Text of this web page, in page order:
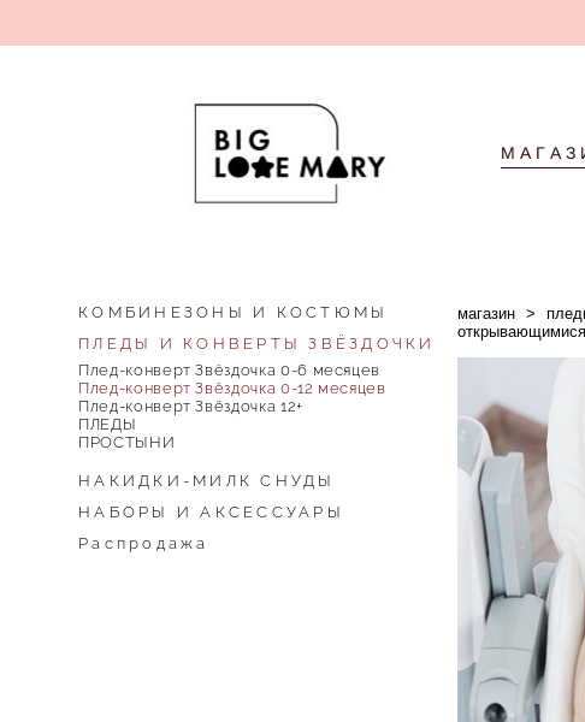
КОМБИНЕЗОНЫ И КОСТЮМЫ
ПЛЕДЫ И КОНВЕРТЫ ЗВЁЗДОЧКИ
Плед-конверт Звёздочка 0-6 месяцев
Плед-конверт Звёздочка 0-12 месяцев
Плед-конверт Звёздочка 12+
ПЛЕДЫ
ПРОСТЫНИ
НАКИДКИ-МИЛК СНУДЫ
НАБОРЫ И АКСЕССУАРЫ
Распродажа
магазин >